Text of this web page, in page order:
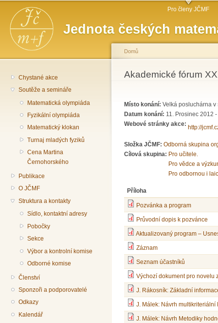
Jednota českých
Hlavní menu Pro členy JČMF
Chystané akce
Soutěže a semináře
Matematická olympiáda
Fyzikální olympiáda
Matematický klokan
Turnaj mladých fyziků
Cena Martina
Černohorského
Publikace
O JČMF
Struktura a kontakty
Sídlo, kontaktní adresy
Pobočky
Sekce
Výbor a kontrolní komise
Odborné komise
Členství
Sponzoři a podporovatelé
Odkazy
Kalendář
Jste zde
Domů
Akademické fórum
Místo konání: Velká posluchárna v
Datum konání: 11. Prosinec 2012 -
Webové stránky akce:
http://
Složka JČMF: Odborná skupina
Cílová skupina: Pro učitele.
Pro vědce a
Pro odbornou i
Příloha
Pozvánka a program
Průvodní dopis k pozvánce
Aktualizovaný program –
Záznam
Seznam účastníků
Výchozí dokument pro novelu
J. Rákosník: Základní
J. Málek: Návrh
J. Málek: Návrh Metodiky